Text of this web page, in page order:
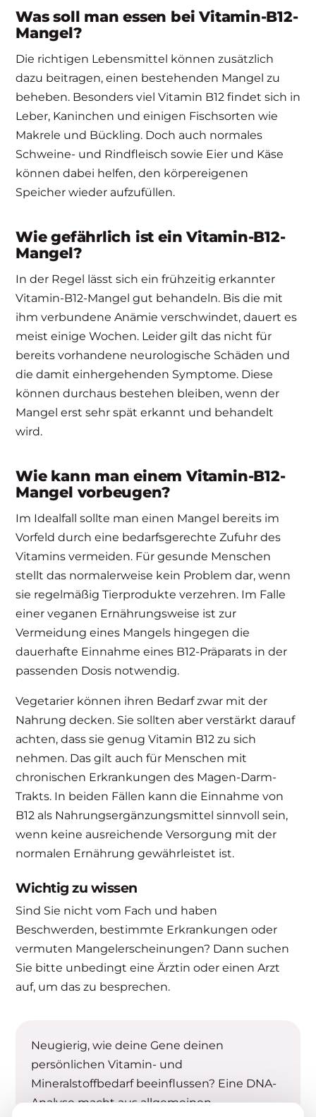
Was soll man essen bei Vitamin-B12-
Mangel?
Die richtigen Lebensmittel können zusätzlich
dazu beitragen, einen bestehenden Mangel zu
beheben. Besonders viel Vitamin B12 findet sich in
Leber, Kaninchen und einigen Fischsorten wie
Makrele und Bückling. Doch auch normales
Schweine- und Rindfleisch sowie Eier und Käse
können dabei helfen, den körpereigenen
Speicher wieder aufzufüllen.
Wie gefährlich ist ein Vitamin-B12-
Mangel?
In der Regel lässt sich ein frühzeitig erkannter
Vitamin-B12-Mangel gut behandeln. Bis die mit
ihm verbundene Anämie verschwindet, dauert es
meist einige Wochen. Leider gilt das nicht für
bereits vorhandene neurologische Schäden und
die damit einhergehenden Symptome. Diese
können durchaus bestehen bleiben, wenn der
Mangel erst sehr spät erkannt und behandelt
wird.
Wie kann man einem Vitamin-B12-
Mangel vorbeugen?
Im Idealfall sollte man einen Mangel bereits im
Vorfeld durch eine bedarfsgerechte Zufuhr des
Vitamins vermeiden. Für gesunde Menschen
stellt das normalerweise kein Problem dar, wenn
sie regelmäßig Tierprodukte verzehren. Im Falle
einer veganen Ernährungsweise ist zur
Vermeidung eines Mangels hingegen die
dauerhafte Einnahme eines B12-Präparats in der
passenden Dosis notwendig.
Vegetarier können ihren Bedarf zwar mit der
Nahrung decken. Sie sollten aber verstärkt darauf
achten, dass sie genug Vitamin B12 zu sich
nehmen. Das gilt auch für Menschen mit
chronischen Erkrankungen des Magen-Darm-
Trakts. In beiden Fällen kann die Einnahme von
B12 als Nahrungsergänzungsmittel sinnvoll sein,
wenn keine ausreichende Versorgung mit der
normalen Ernährung gewährleistet ist.
Wichtig zu wissen
Sind Sie nicht vom Fach und haben
Beschwerden, bestimmte Erkrankungen oder
vermuten Mangelerscheinungen? Dann suchen
Sie bitte unbedingt eine Ärztin oder einen Arzt
auf, um das zu besprechen.
Neugierig, wie deine Gene deinen
persönlichen Vitamin- und
Mineralstoffbedarf beeinflussen? Eine DNA-
Analyse macht aus allgemeinen